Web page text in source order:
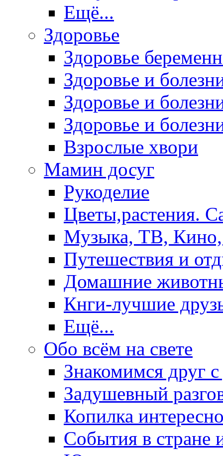
Ещё...
Здоровье
Здоровье
Здоровье и
Здоровье и
Здоровье и
Взрослые хвори
Мамин досуг
Рукоделие
Цветы,растения.
Музыка, ТВ,
Путешествия и
Домашние
Кнги-лучшие
Ещё...
Обо всём на свете
Знакомимся друг
Задушевный
Копилка
События в стране